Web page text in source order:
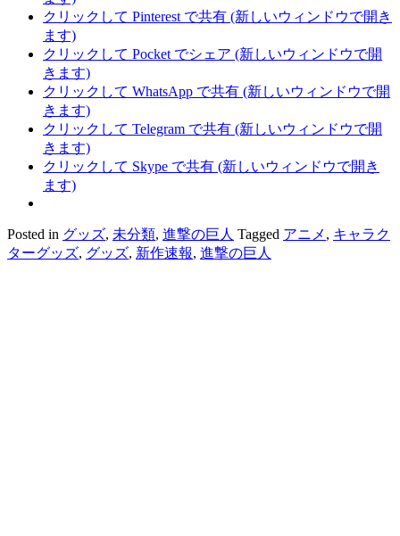
クリックして Pinterest で共有 (新しいウィンドウで開き
ます)
クリックして Pocket でシェア (新しいウィンドウで開
きます)
クリックして WhatsApp で共有 (新しいウィンドウで開
きます)
クリックして Telegram で共有 (新しいウィンドウで開
きます)
クリックして Skype で共有 (新しいウィンドウで開き
ます)
Posted in グッズ, 未分類, 進撃の巨人 Tagged アニメ , キャラク
ターグッズ, グッズ, 新作速報, 進撃の巨人